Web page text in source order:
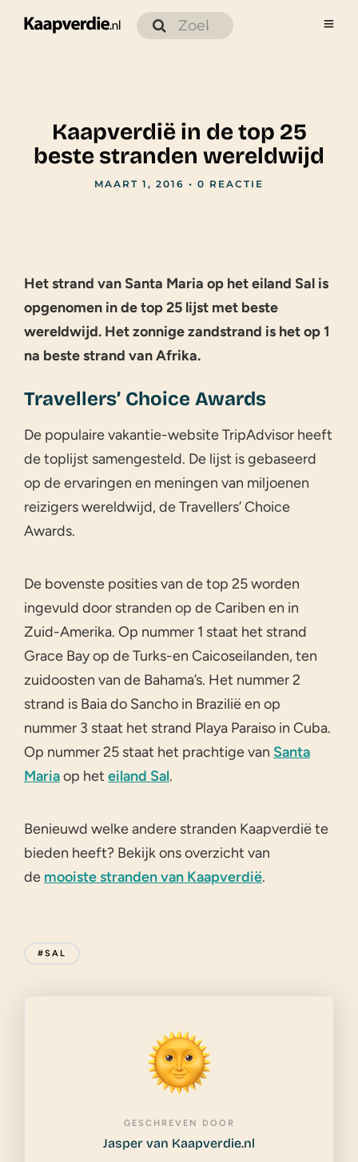
Kaapverdië in de top 25
beste stranden wereldwijd
MAART 1, 2016 • 0 REACTIE
Het strand van Santa Maria op het eiland Sal is
opgenomen in de top 25 lijst met beste
wereldwijd. Het zonnige zandstrand is het op 1
na beste strand van Afrika.
Travellers’ Choice Awards
De populaire vakantie-website TripAdvisor heeft
de toplijst samengesteld. De lijst is gebaseerd
op de ervaringen en meningen van miljoenen
reizigers wereldwijd, de Travellers’ Choice
Awards.
De bovenste posities van de top 25 worden
ingevuld door stranden op de Cariben en in
Zuid-Amerika. Op nummer 1 staat het strand
Grace Bay op de Turks-en Caicoseilanden, ten
zuidoosten van de Bahama’s. Het nummer 2
strand is Baia do Sancho in Brazilië en op
nummer 3 staat het strand Playa Paraiso in Cuba.
Op nummer 25 staat het prachtige van Santa
Mariaop het eiland Sal.
Benieuwd welke andere stranden Kaapverdië te
bieden heeft? Bekijk ons overzicht van
de mooiste stranden van Kaapverdië.
#SAL
GESCHREVEN DOOR
Jasper van Kaapverdie.nl